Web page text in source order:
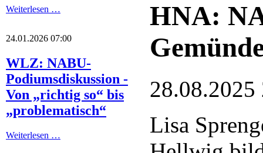
Weiterlesen …
24.01.2026 07:00
WLZ: NABU-
Podiumsdiskussion -
Von „richtig so“ bis
„problematisch“
Weiterlesen …
HNA:
28.08.2025
Lisa